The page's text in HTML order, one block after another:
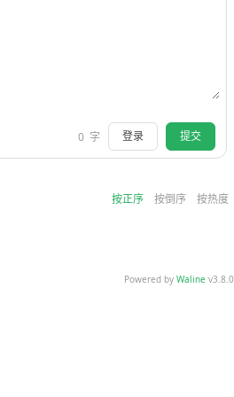
0 字 登录 提交
按正序 按倒序 按热度
Powered byWaline v3.8.0